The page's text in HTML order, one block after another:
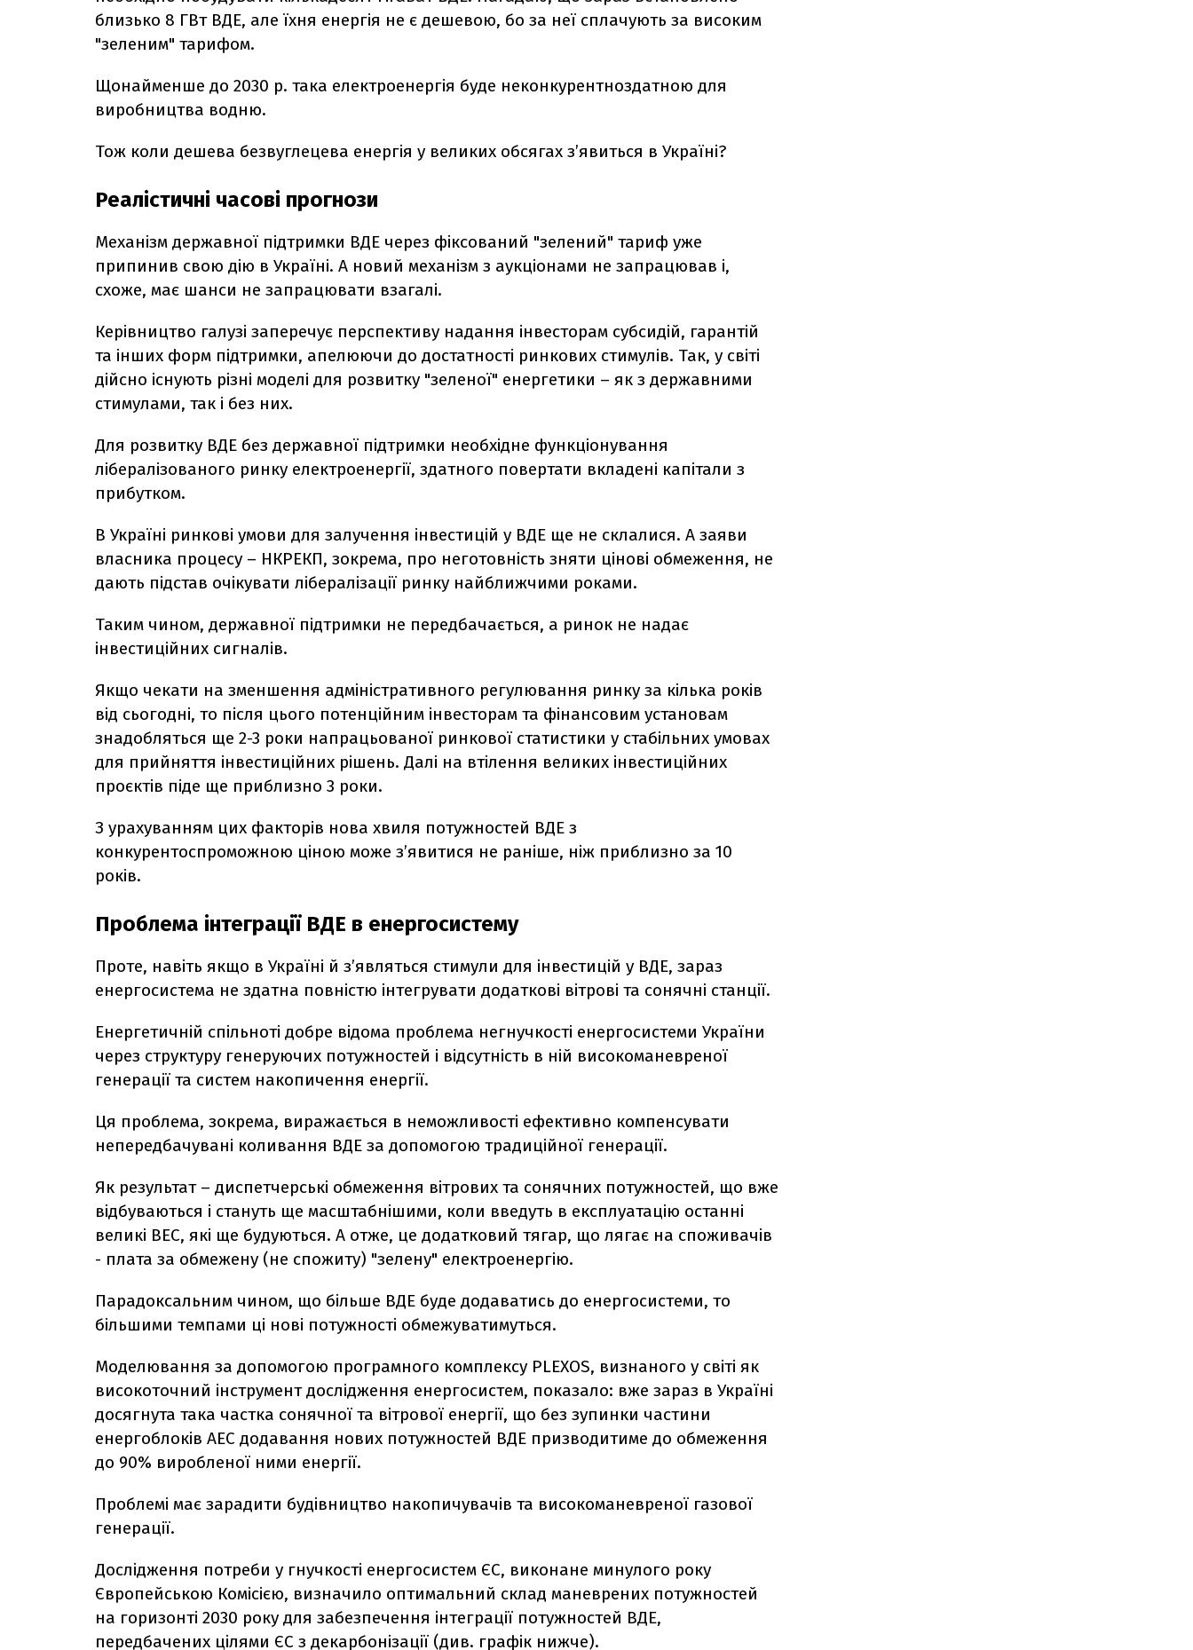
близько 8 ГВт ВДЕ, але їхня енергія не є дешевою, бо за неї сплачують за високим
"зеленим" тарифом.
Щонайменше до 2030 р. така електроенергія буде неконкурентноздатною для
виробництва водню.
Тож коли дешева безвуглецева енергія у великих обсягах з’явиться в Україні?
Реалістичні часові прогнози
Механізм державної підтримки ВДЕ через фіксований "зелений" тариф уже
припинив свою дію в Україні. А новий механізм з аукціонами не запрацював і,
схоже, має шанси не запрацювати взагалі.
Керівництво галузі заперечує перспективу надання інвесторам субсидій, гарантій
та інших форм підтримки, апелюючи до достатності ринкових стимулів. Так, у світі
дійсно існують різні моделі для розвитку "зеленої" енергетики – як з державними
стимулами, так і без них.
Для розвитку ВДЕ без державної підтримки необхідне функціонування
лібералізованого ринку електроенергії, здатного повертати вкладені капітали з
прибутком.
В Україні ринкові умови для залучення інвестицій у ВДЕ ще не склалися. А заяви
власника процесу – НКРЕКП, зокрема, про неготовність зняти цінові обмеження, не
дають підстав очікувати лібералізації ринку найближчими роками.
Таким чином, державної підтримки не передбачається, а ринок не надає
інвестиційних сигналів.
Якщо чекати на зменшення адміністративного регулювання ринку за кілька років
від сьогодні, то після цього потенційним інвесторам та фінансовим установам
знадобляться ще 2-3 роки напрацьованої ринкової статистики у стабільних умовах
для прийняття інвестиційних рішень. Далі на втілення великих інвестиційних
проєктів піде ще приблизно 3 роки.
З урахуванням цих факторів нова хвиля потужностей ВДЕ з
конкурентоспроможною ціною може з’явитися не раніше, ніж приблизно за 10
років.
Проблема інтеграції ВДЕ в енергосистему
Проте, навіть якщо в Україні й з’являться стимули для інвестицій у ВДЕ, зараз
енергосистема не здатна повністю інтегрувати додаткові вітрові та сонячні станції.
Енергетичній спільноті добре відома проблема негнучкості енергосистеми України
через структуру генеруючих потужностей і відсутність в ній високоманевреної
генерації та систем накопичення енергії.
Ця проблема, зокрема, виражається в неможливості ефективно компенсувати
непередбачувані коливання ВДЕ за допомогою традиційної генерації.
Як результат – диспетчерські обмеження вітрових та сонячних потужностей, що вже
відбуваються і стануть ще масштабнішими, коли введуть в експлуатацію останні
великі ВЕС, які ще будуються. А отже, це додатковий тягар, що лягає на споживачів
- плата за обмежену (не спожиту) "зелену" електроенергію.
Парадоксальним чином, що більше ВДЕ буде додаватись до енергосистеми, то
більшими темпами ці нові потужності обмежуватимуться.
Моделювання за допомогою програмного комплексу PLEXOS, визнаного у світі як
високоточний інструмент дослідження енергосистем, показало: вже зараз в Україні
досягнута така частка сонячної та вітрової енергії, що без зупинки частини
енергоблоків АЕС додавання нових потужностей ВДЕ призводитиме до обмеження
до 90% виробленої ними енергії.
Проблемі має зарадити будівництво накопичувачів та високоманевреної газової
генерації.
Дослідження потреби у гнучкості енергосистем ЄС, виконане минулого року
Європейською Комісією, визначило оптимальний склад маневрених потужностей
на горизонті 2030 року для забезпечення інтеграції потужностей ВДЕ,
передбачених цілями ЄС з декарбонізації (див. графік нижче).